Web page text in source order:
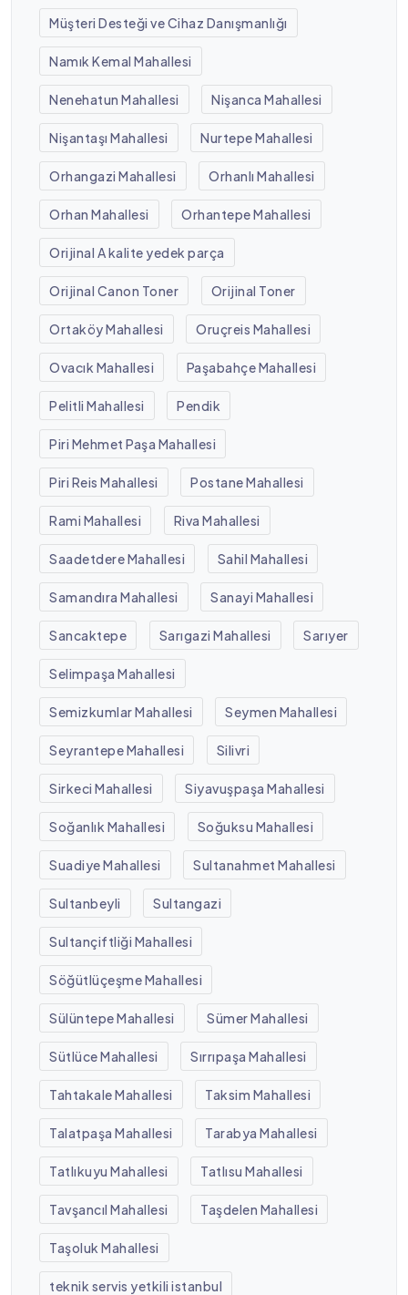
Müşteri Desteği ve Cihaz Danışmanlığı
Namık Kemal Mahallesi
Nenehatun Mahallesi Nişanca Mahallesi
Nişantaşı Mahallesi Nurtepe Mahallesi
Orhangazi Mahallesi Orhanlı Mahallesi
Orhan Mahallesi Orhantepe Mahallesi
Orijinal A kalite yedek parça
Orijinal Canon Toner Orijinal Toner
Ortaköy Mahallesi Oruçreis Mahallesi
Ovacık Mahallesi Paşabahçe Mahallesi
Pelitli Mahallesi Pendik
Piri Mehmet Paşa Mahallesi
Piri Reis Mahallesi Postane Mahallesi
Rami Mahallesi Riva Mahallesi
Saadetdere Mahallesi Sahil Mahallesi
Samandıra Mahallesi Sanayi Mahallesi
Sancaktepe Sarıgazi Mahallesi Sarıyer
Selimpaşa Mahallesi
Semizkumlar Mahallesi Seymen Mahallesi
Seyrantepe Mahallesi Silivri
Sirkeci Mahallesi Siyavuşpaşa Mahallesi
Soğanlık Mahallesi Soğuksu Mahallesi
Suadiye Mahallesi Sultanahmet Mahallesi
Sultanbeyli Sultangazi
Sultançiftliği Mahallesi
Söğütlüçeşme Mahallesi
Sülüntepe Mahallesi Sümer Mahallesi
Sütlüce Mahallesi Sırrıpaşa Mahallesi
Tahtakale Mahallesi Taksim Mahallesi
Talatpaşa Mahallesi Tarabya Mahallesi
Tatlıkuyu Mahallesi Tatlısu Mahallesi
Tavşancıl Mahallesi Taşdelen Mahallesi
Taşoluk Mahallesi
teknik servis yetkili istanbul